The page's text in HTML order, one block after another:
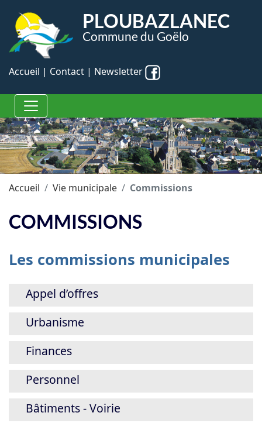
PLOUBAZLANEC
Commune du Goëlo
Accueil | Contact | Newsletter
Accueil Vie municipale Commissions
COMMISSIONS
Les commissions municipales
Appel d’offres
Urbanisme
Finances
Personnel
Bâtiments - Voirie